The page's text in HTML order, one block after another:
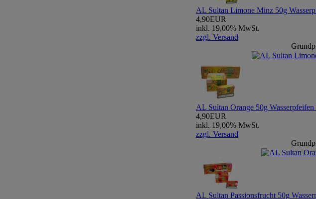
AL Sultan Limone Minz 50g
4,90EUR
inkl. 19,00% MwSt.
zzgl. Versand
AL Sultan Orange 50g Wasserpfeifen
4,90EUR
inkl. 19,00% MwSt.
zzgl. Versand
AL Sultan Passionsfrucht 50g